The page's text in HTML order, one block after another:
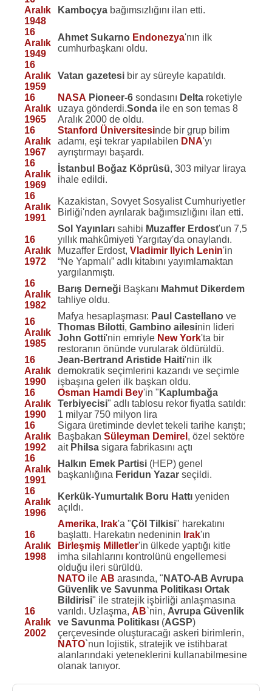
Aralık
1948
Kamboçya bağımsızlığını ilan etti.
16
Aralık
1949
Ahmet Sukarno Endonezya'nın ilk
cumhurbaşkanı oldu.
16
Aralık
1959
Vatan gazetesi bir ay süreyle kapatıldı.
16
Aralık
1965
NASA Pioneer-6 sondasını Delta roketiyle
uzaya gönderdi.Sonda ile en son temas 8
Aralık 2000 de oldu.
16
Aralık
1967
Stanford Üniversitesinde bir grup bilim
adamı, eşi tekrar yapılabilen DNA'yı
ayrıştırmayı başardı.
16
Aralık
1969
İstanbul Boğaz Köprüsü, 303 milyar liraya
ihale edildi.
16
Aralık
1991
Kazakistan, Sovyet Sosyalist Cumhuriyetler
Birliği'nden ayrılarak bağımsızlığını ilan etti.
16
Aralık
1972
Sol Yayınları sahibi Muzaffer Erdost'un 7,5
yıllık mahkûmiyeti Yargıtay'da onaylandı.
Muzaffer Erdost,Vladimir Ilyich Lenin'in
“Ne Yapmalı” adlı kitabını yayımlamaktan
yargılanmıştı.
16
Aralık
1982
Barış Derneği Başkanı Mahmut Dikerdem
tahliye oldu.
16
Aralık
1985
Mafya hesaplaşması: Paul Castellano ve
Thomas Bilotti,Gambino ailesinin lideri
John Gotti'nin emriyle New York'ta bir
restoranın önünde vurularak öldürüldü.
16
Aralık
1990
Jean-Bertrand Aristide Haiti'nin ilk
demokratik seçimlerini kazandı ve seçimle
işbaşına gelen ilk başkan oldu.
16
Aralık
1990
Osman Hamdi Bey'in " Kaplumbağa
Terbiyecisi" adlı tablosu rekor fiyatla satıldı:
1 milyar 750 milyon lira
16
Aralık
1992
Sigara üretiminde devlet tekeli tarihe karıştı;
BaşbakanSüleyman Demirel , özel sektöre
ait Philsa sigara fabrikasını açtı
16
Aralık
1991
Halkın Emek Partisi (HEP) genel
başkanlığına Feridun Yazar seçildi.
16
Aralık
1996
Kerkük-Yumurtalık Boru Hattı yeniden
açıldı.
16
Aralık
1998
Amerika, Irak'a "Çöl Tilkisi" harekatını
başlattı. Harekatın nedeninin Irak'ın
Birleşmiş Milletler'in ülkede yaptığı kitle
imha silahlarını kontrolünü engellemesi
olduğu ileri sürüldü.
16
Aralık
2002
NATO ileAB arasında, " NATO-AB Avrupa
Güvenlik ve Savunma Politikası Ortak
Bildirisi" ile stratejik işbirliği anlaşmasına
varıldı. Uzlaşma,AB`nin, Avrupa Güvenlik
ve Savunma Politikası (AGSP)
çerçevesinde oluşturacağı askeri birimlerin,
NATO`nun lojistik, stratejik ve istihbarat
alanlarındaki yeteneklerini kullanabilmesine
olanak tanıyor.